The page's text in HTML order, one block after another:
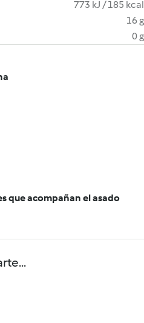
773 kJ / 185 kcal
16 g
0 g
que acompañan el asado